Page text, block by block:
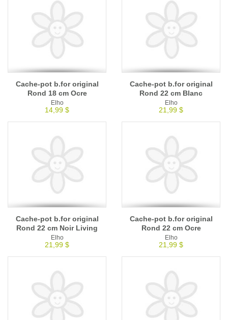
Cache-pot b.for original
Rond 18 cm Ocre
Elho
14,99 $
Cache-pot b.for original
Rond 22 cm Blanc
Elho
21,99 $
Cache-pot b.for original
Rond 22 cm Noir Living
Elho
21,99 $
Cache-pot b.for original
Rond 22 cm Ocre
Elho
21,99 $